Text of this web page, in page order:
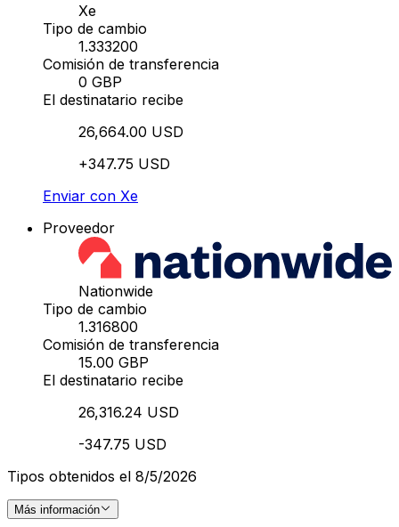
Xe
Tipo de cambio
1.333200
Comisión de transferencia
0 GBP
El destinatario recibe
26,664.00 USD
+347.75 USD
Enviar con Xe
Proveedor
Nationwide
Tipo de cambio
1.316800
Comisión de transferencia
15.00 GBP
El destinatario recibe
26,316.24 USD
-347.75 USD
Tipos obtenidos el 8/5/2026
Más información